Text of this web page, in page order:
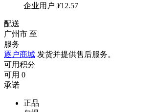
企业用户 ¥12.57
配送
广州市 至
服务
逐户商城 发货并提供售后服务。
可用积分
可用 0
承诺
正品